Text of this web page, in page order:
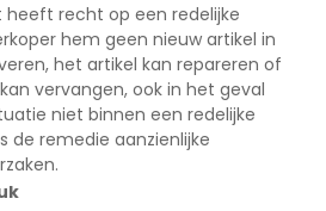
recht op een redelijke
hem geen nieuw artikel in
het artikel kan repareren of
vervangen, ook in het geval
niet binnen een redelijke
de remedie aanzienlijke